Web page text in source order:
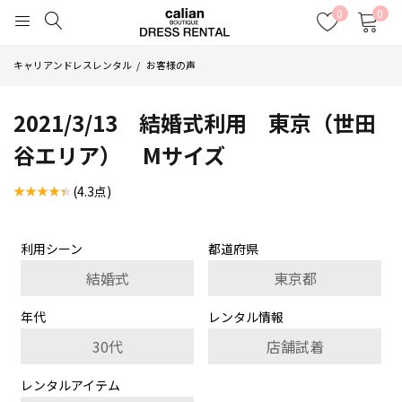
0 0
キャリアンドレスレンタル お客様の声
2021/3/13 結婚式利用 東京（世田
谷エリア） Mサイズ
(4.3点)
利用シーン
結婚式
都道府県
東京都
年代
30代
レンタル情報
店舗試着
レンタルアイテム